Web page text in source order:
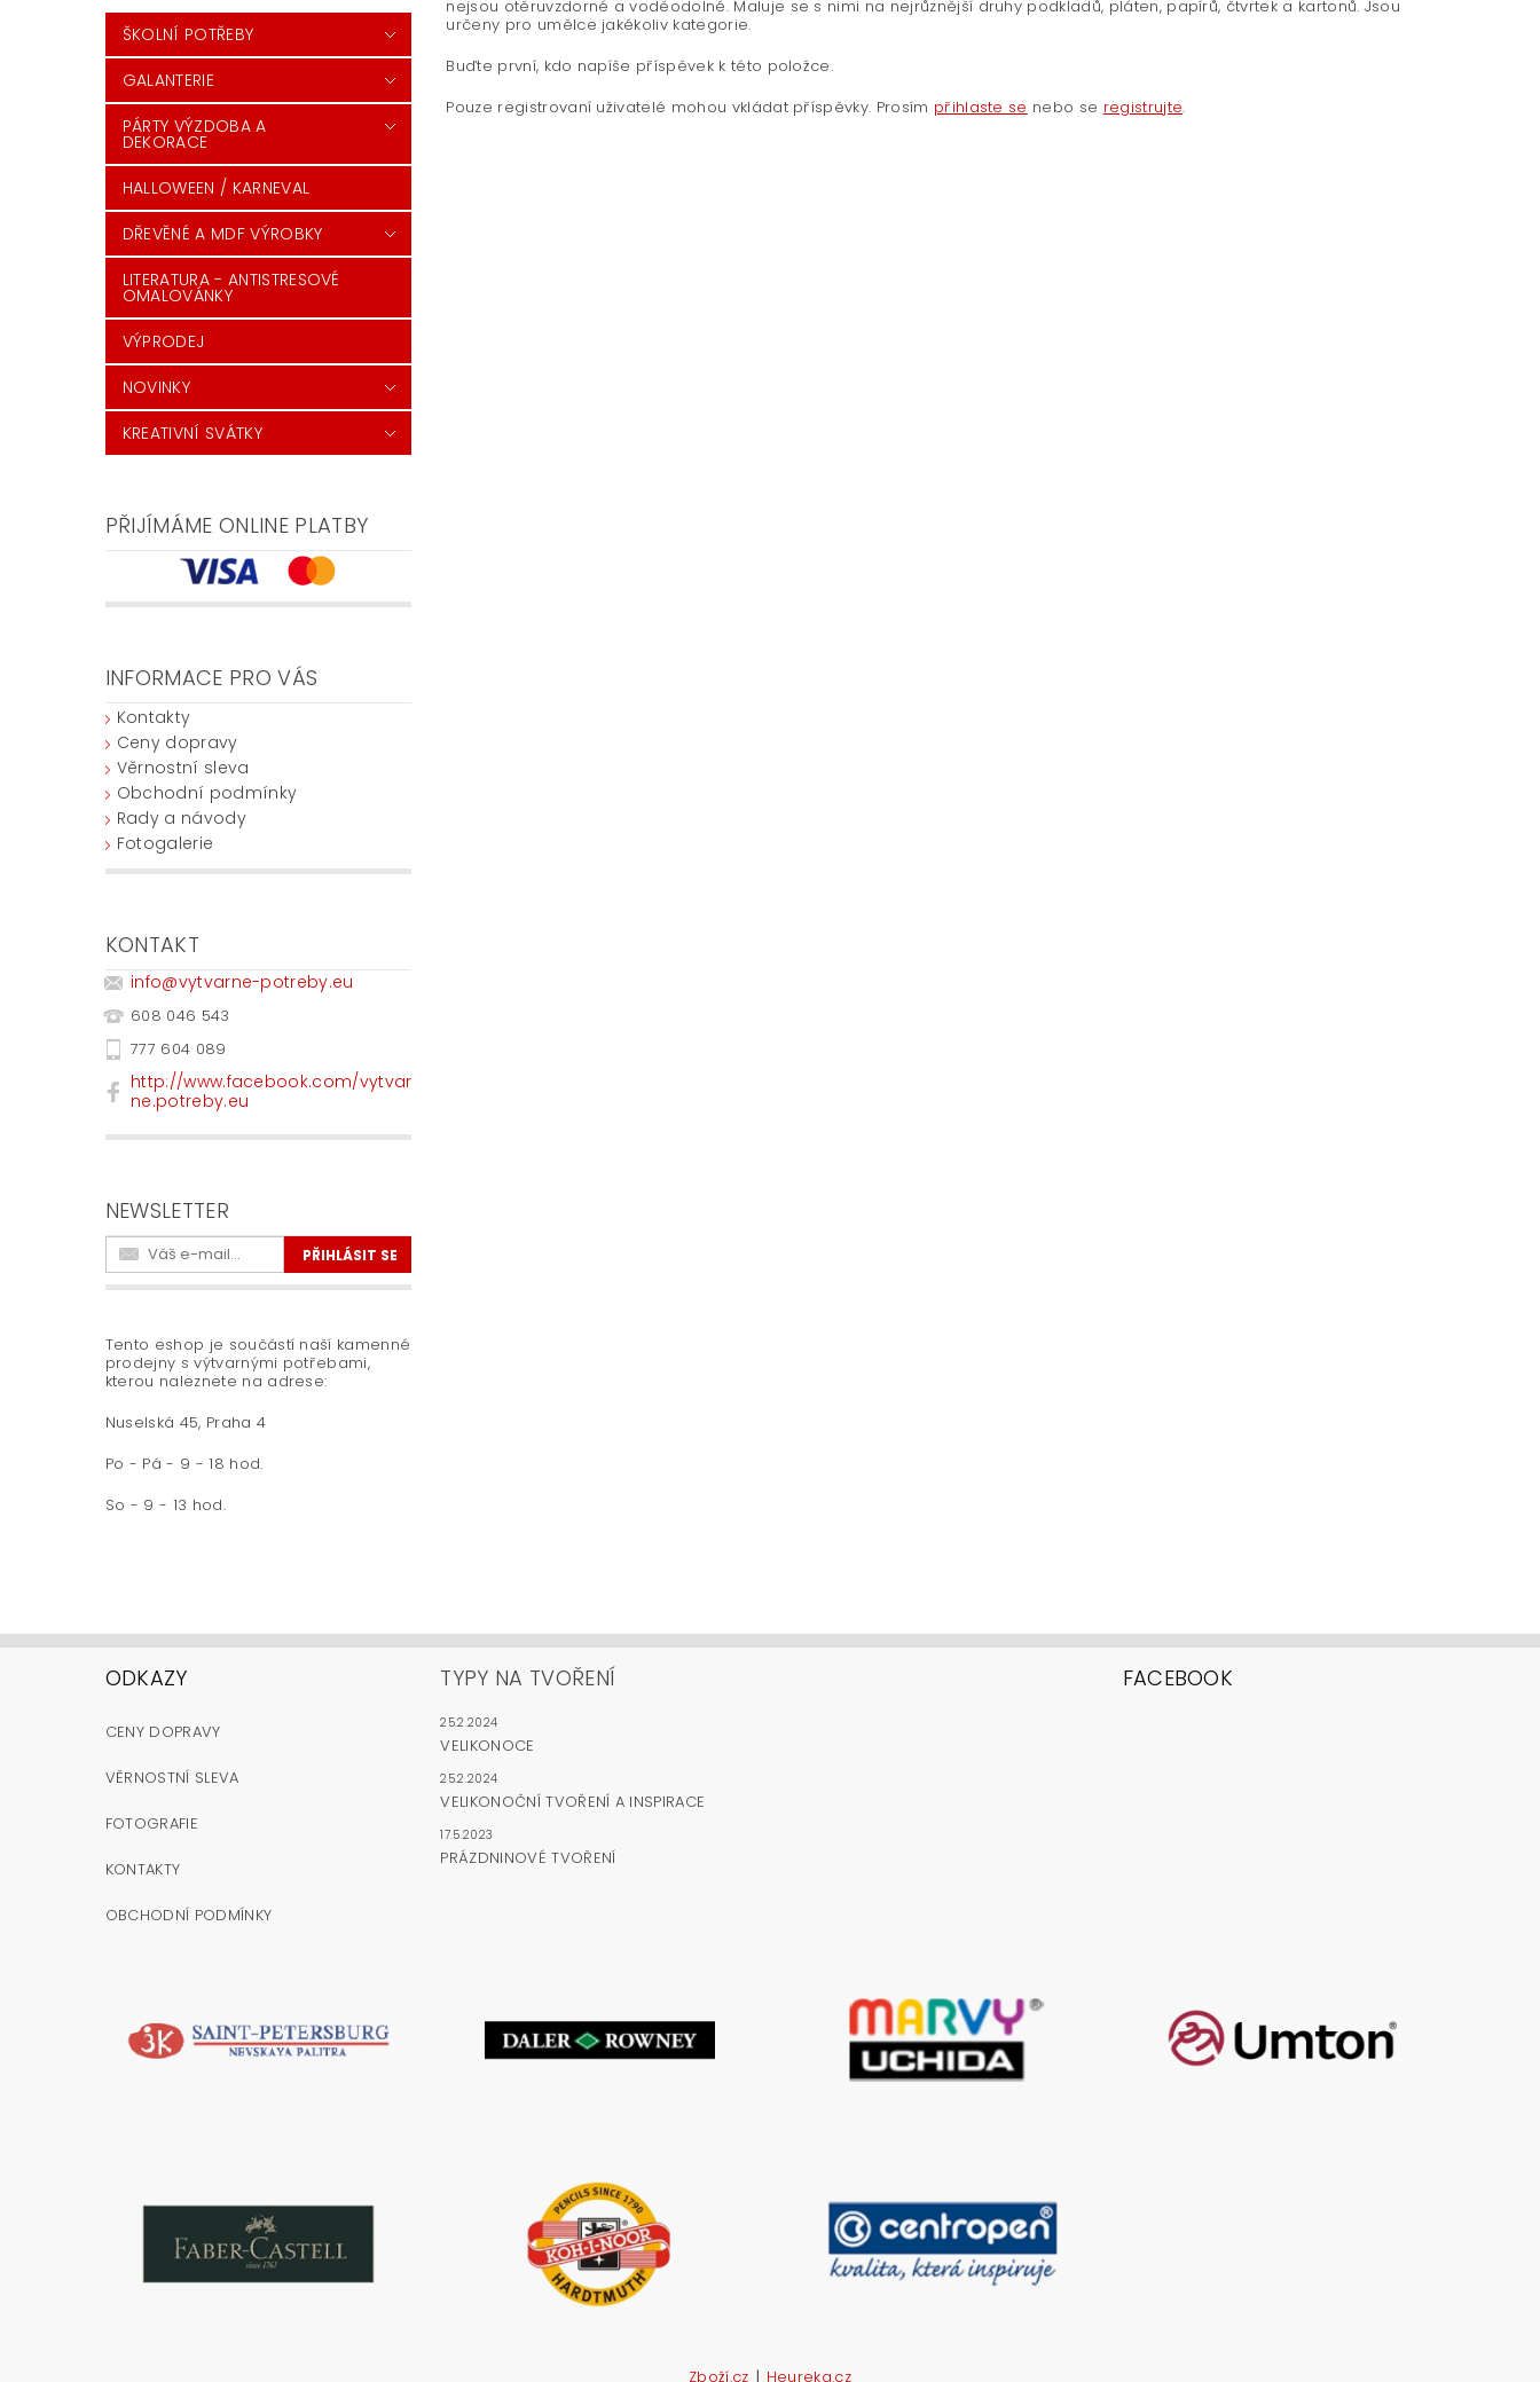
ŠKOLNÍ POTŘEBY
GALANTERIE
PÁRTY VÝZDOBA A
DEKORACE
HALLOWEEN / KARNEVAL
DŘEVĚNÉ A MDF VÝROBKY
LITERATURA - ANTISTRESOVÉ
OMALOVÁNKY
VÝPRODEJ
NOVINKY
KREATIVNÍ SVÁTKY
PŘIJÍMÁME ONLINE PLATBY
INFORMACE PRO VÁS
Kontakty
Ceny dopravy
Věrnostní sleva
Obchodní podmínky
Rady a návody
Fotogalerie
KONTAKT
info@vytvarne-potreby.eu
608 046 543
777 604 089
http://www.facebook.com/vytvar
ne.potreby.eu
NEWSLETTER
Tento eshop je součástí naší kamenné
prodejny s výtvarnými potřebami,
kterou naleznete na adrese:
Nuselská 45, Praha 4
Po - Pá - 9 - 18 hod.
So - 9 - 13 hod.
nejsou otěruvzdorné a voděodolné. Maluje se s nimi na nejrůznější druhy podkladů, pláten, papírů, čtvrtek a kartonů. Jsou
určeny pro umělce jakékoliv kategorie.
Buďte první, kdo napíše příspěvek k této položce.
Pouze registrovaní uživatelé mohou vkládat příspěvky. Prosím přihlaste se nebo se registrujte.
ODKAZY
CENY DOPRAVY
VĚRNOSTNÍ SLEVA
FOTOGRAFIE
KONTAKTY
OBCHODNÍ PODMÍNKY
TYPY NA TVOŘENÍ
25.2.2024
VELIKONOCE
25.2.2024
VELIKONOČNÍ TVOŘENÍ A INSPIRACE
17.5.2023
PRÁZDNINOVÉ TVOŘENÍ
FACEBOOK
Zboží.cz Heureka.cz